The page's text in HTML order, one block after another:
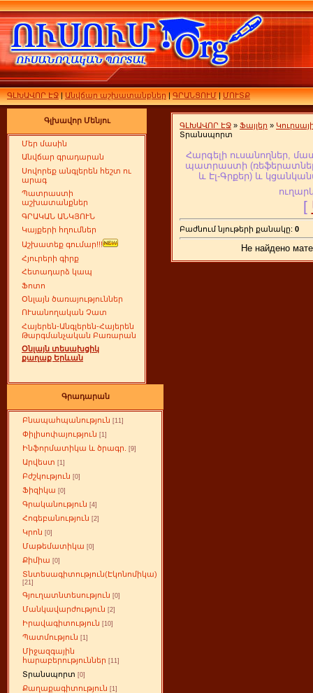
ԳԼԽԱՎՈՐ ԷՋ|Անվճար աշխատանքներ|ԳՐԱՆՑՈՒՄ|ՄՈՒՏՔ
Գլխավոր Մենյու
Մեր մասին
Անվճար գրադարան
Սովորեք անգլերեն հեշտ ու
արագ
Պատրաստի
աշխատանքներ
ԳՐԱԿԱՆ ԱՆԿՅՈՒՆ
Կայքերի հղումներ
Աշխատեք գումար!!!
Հյուրերի գիրք
Հետադարձ կապ
Ֆոտո
Օնլայն ծառայություններ
ՈՒսանողական Չատ
Հայերեն-Անգլերեն-Հայերեն
Թարգմանչական Բառարան
Օնլայն տեսախցիկ
քաղաք Երևան
Գրադարան
Բնապահպանություն [11]
Փիլիսոփայություն [1]
Ինֆորմատիկա և ծրագր. [9]
Արվեստ [1]
Բժշկություն [0]
Ֆիզիկա [0]
Գրականություն [4]
Հոգեբանություն [2]
Կրոն [0]
Մաթեմատիկա [0]
Քիմիա [0]
Տնտեսագիտություն(Էկոնոմիկա)
[21]
Գյուղատնտեսություն [0]
Մանկավարժություն [2]
Իրավագիտություն [10]
Պատմություն [1]
Միջազգային
հարաբերություններ [11]
Տրանսպորտ [0]
Քաղաքագիտություն [1]
ԳԼԽԱՎՈՐ ԷՋ » Ֆայլեր »
Տրանսպորտ
Հարգելի ուսանողներ,
պատրաստի
և Էլ-Գրքեր) և
[
Բաժնում նյութերի քանակը: 0
Не найдено